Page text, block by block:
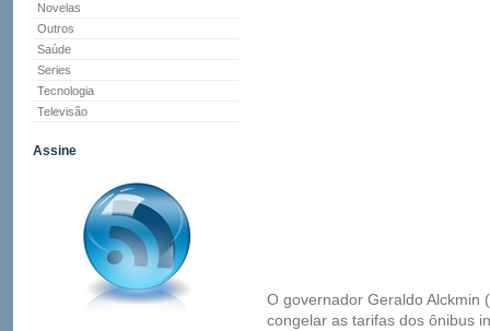
Novelas
Outros
Saúde
Series
Tecnologia
Televisão
Assine
O governador Geraldo Alckmin
congelar as tarifas dos ônibus